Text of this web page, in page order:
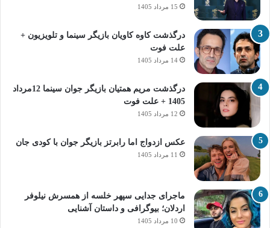
15 مرداد 1405
درگذشت کاوه کاویان بازیگر سینما و تلویزیون +
علت فوت
14 مرداد 1405
درگذشت مریم همتیان بازیگر جوان سینما 12مرداد
1405 + علت فوت
12 مرداد 1405
عکس ازدواج اما رابرتز بازیگر جوان با کودی جان
11 مرداد 1405
ماجرای جدایی سپهر خلسه از همسرش نیلوفر
اردلان؛ بیوگرافی و داستان آشنایی
10 مرداد 1405